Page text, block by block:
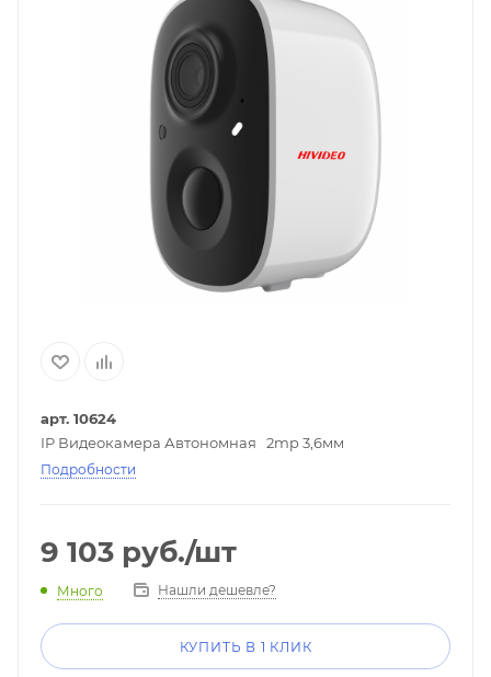
арт. 10624
IP Видеокамера Автономная 2mp 3,6мм
Подробности
9 103 руб./шт
Много Нашли дешевле?
КУПИТЬ В 1 КЛИК